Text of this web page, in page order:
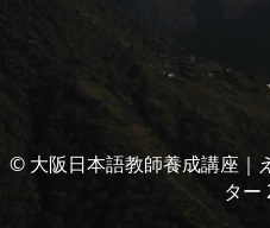
© 大阪日本語教師養成講座｜
ター